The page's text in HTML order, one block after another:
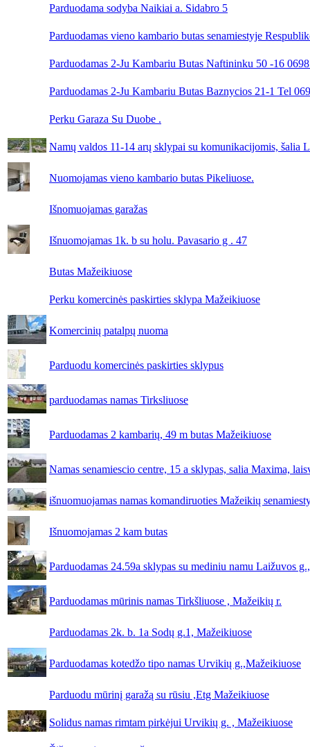
Parduodama sodyba Naikiai a. Sidabro 5
Parduodamas vieno kambario butas senamiestyje
Parduodamas 2-Ju Kambariu Butas Naftininku 50 -16
Parduodamas 2-Ju Kambariu Butas Baznycios 21-1 Tel
Perku Garaza Su Duobe .
Namų valdos 11-14 arų sklypai su komunikacijomis, šalia
Nuomojamas vieno kambario butas Pikeliuose.
Išnomuojamas garažas
Išnuomojamas 1k. b su holu. Pavasario g . 47
Butas Mažeikiuose
Perku komercinės paskirties sklypa Mažeikiuose
Komercinių patalpų nuoma
Parduodu komercinės paskirties sklypus
parduodamas namas Tirksliuose
Parduodamas 2 kambarių, 49 m butas Mažeikiuose
Namas senamiescio centre, 15 a sklypas, salia Maxima,
išnuomuojamas namas komandiruoties Mažeikių
Išnuomojamas 2 kam butas
Parduodamas 24.59a sklypas su mediniu namu Laižuvos
Parduodamas mūrinis namas Tirkšliuose , Mažeikių r.
Parduodamas 2k. b. 1a Sodų g.1, Mažeikiuose
Parduodamas kotedžo tipo namas Urvikių g.,Mažeikiuose
Parduodu mūrinį garažą su rūsiu ,Etg Mažeikiuose
Solidus namas rimtam pirkėjui Urvikių g. , Mažeikiuose